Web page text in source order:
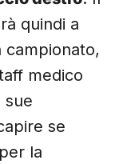
quindi a
medico
sue
se
la